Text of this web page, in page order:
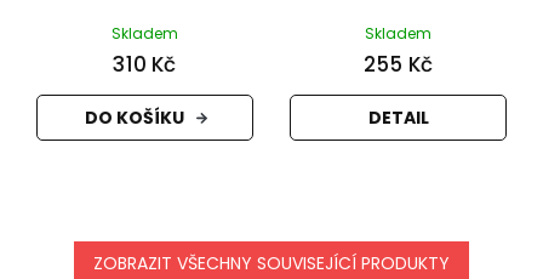
Skladem
310 Kč
DO KOŠÍKU
Skladem
255 Kč
DETAIL
ZOBRAZIT VŠECHNY SOUVISEJÍCÍ PRODUKTY